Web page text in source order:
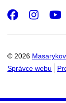
© 2026
Správce webu